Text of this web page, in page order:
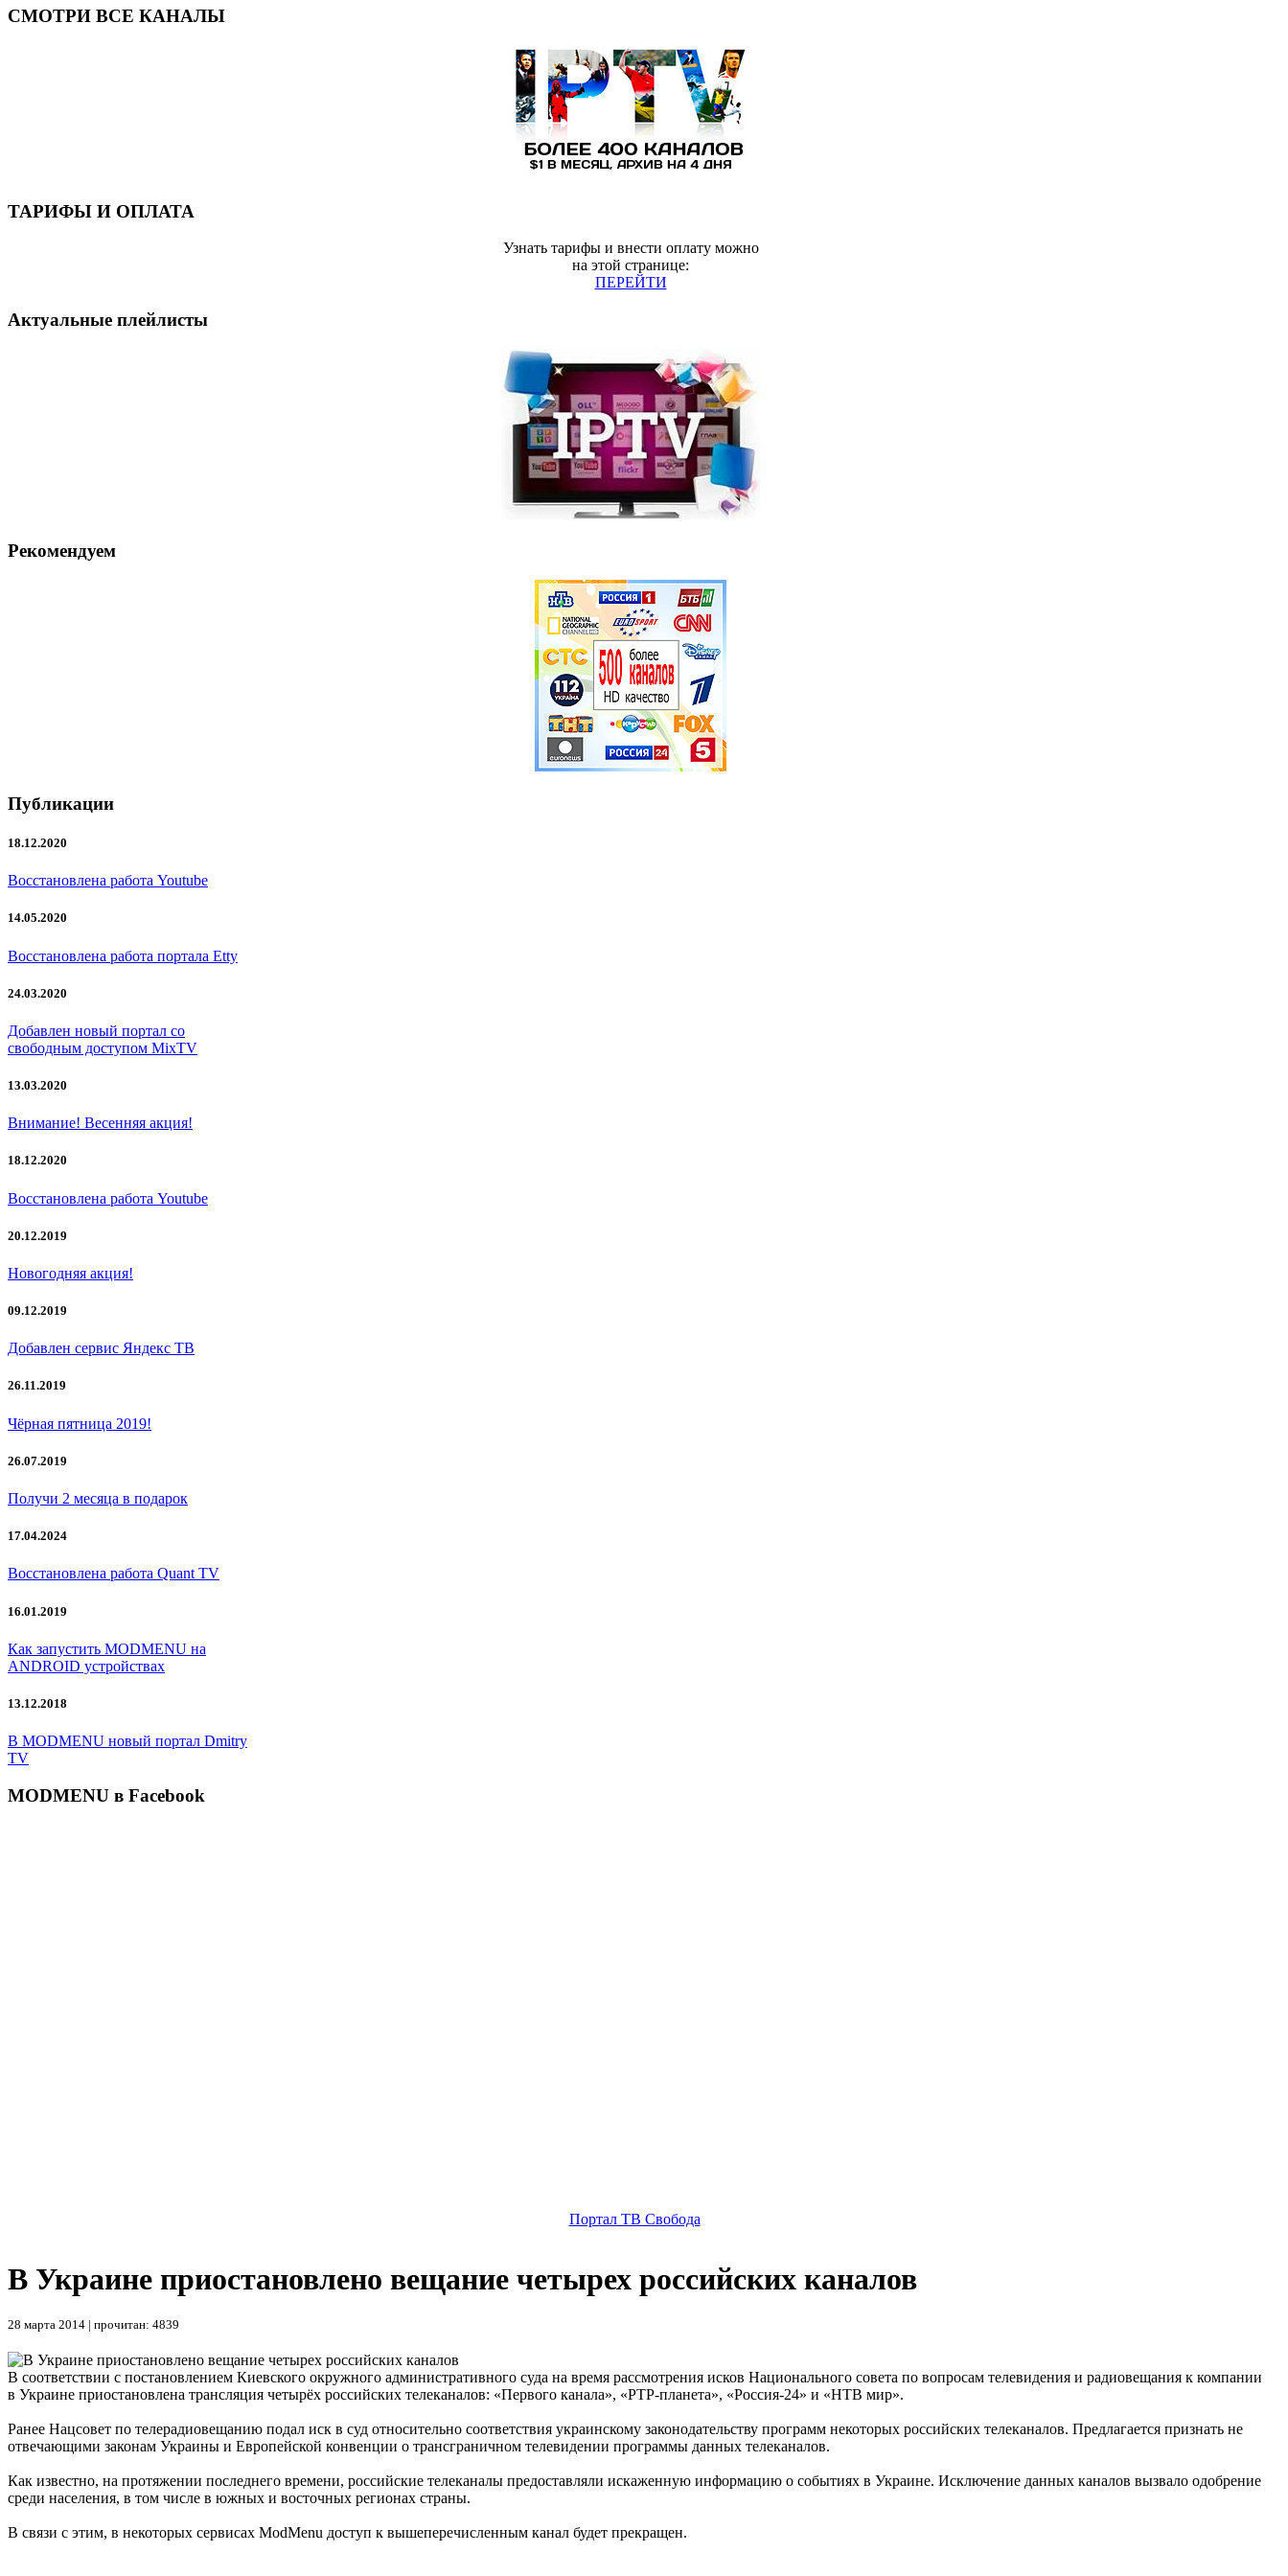
СМОТРИ ВСЕ КАНАЛЫ
ТАРИФЫ И ОПЛАТА
Узнать тарифы и внести оплату можно
на этой странице:
ПЕРЕЙТИ
Актуальные плейлисты
Рекомендуем
Публикации
18.12.2020
Восстановлена работа Youtube
14.05.2020
Восстановлена работа портала Etty
24.03.2020
Добавлен новый портал со
свободным доступом MixTV
13.03.2020
Внимание! Весенняя акция!
18.12.2020
Восстановлена работа Youtube
20.12.2019
Новогодняя акция!
09.12.2019
Добавлен сервис Яндекс ТВ
26.11.2019
Чёрная пятница 2019!
26.07.2019
Получи 2 месяца в подарок
17.04.2024
Восстановлена работа Quant TV
16.01.2019
Как запустить MODMENU на
ANDROID устройствах
13.12.2018
В MODMENU новый портал Dmitry
TV
MODMENU в Facebook
Портал ТВ Свобода
В Украине приостановлено вещание четырех российских каналов
28 марта 2014 | прочитан: 4839
В соответствии с постановлением Киевского окружного административного суда на время рассмотрения исков Национального совета по вопросам телевидения и радиовещания к компании
в Украине приостановлена трансляция четырёх российских телеканалов: «Первого канала», «РТР-планета», «Россия-24» и «НТВ мир».
Ранее Нацсовет по телерадиовещанию подал иск в суд относительно соответствия украинскому законодательству программ некоторых российских телеканалов. Предлагается признать не
отвечающими законам Украины и Европейской конвенции о трансграничном телевидении программы данных телеканалов.
Как известно, на протяжении последнего времени, российские телеканалы предоставляли искаженную информацию о событиях в Украине. Исключение данных каналов вызвало одобрение
среди населения, в том числе в южных и восточных регионах страны.
В связи с этим, в некоторых сервисах ModMenu доступ к вышеперечисленным канал будет прекращен.